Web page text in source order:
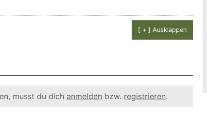
[ + ] Ausklappen
musst du dich anmelden bzw. registrieren.